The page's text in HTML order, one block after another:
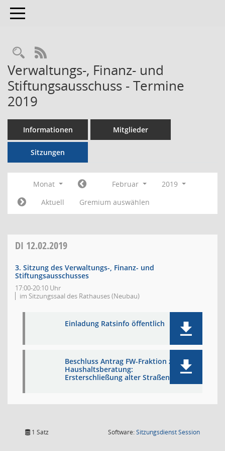
Toggle navigation
RSS-Feed
Verwaltungs-, Finanz- und
Stiftungsausschuss - Termine
2019
Informationen Mitglieder
Sitzungen
Monat Februar
2019
Aktuell
Gremium auswählen
DI 12.02.2019
3. Sitzung des Verwaltungs-, Finanz- und
Stiftungsausschusses
17:00-20:10 Uhr
im Sitzungssaal des Rathauses (Neubau)
Einladung Ratsinfo öffentlich
Beschluss Antrag FW-Fraktion zur
Haushaltsberatung:
Ersterschließung alter Straßen
1 Satz Software:SitzungsdienstSession(Wird in